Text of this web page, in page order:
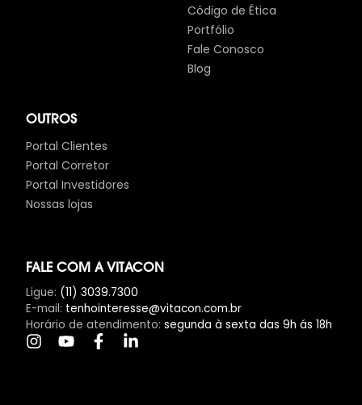
Código de Ética
Portfólio
Fale Conosco
Blog
OUTROS
Portal Clientes
Portal Corretor
Portal Investidores
Nossas lojas
FALE COM A VITACON
Ligue: (11) 3039.7300
E-mail: tenhointeresse@vitacon.com.br
Horário de atendimento: segunda à sexta das 9h ás 18h